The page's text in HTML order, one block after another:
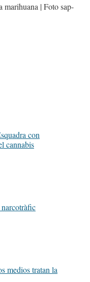
marihuana | Foto sap-
con
cannabis
medios tratan la